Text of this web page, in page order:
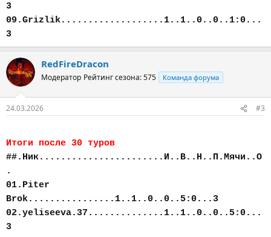
3
09.Grizlik...................1..1..0..0..1:0...
3
RedFireDracon
Модератор Рейтинг сезона: 575 Команда форума
24.03.2026 #3
Итоги после 30 туров
##.Ник.......................И..В..Н..П.Мячи..О
.
01.Piter
Brok................1..1..0..0..5:0...3
02.yeliseeva.37..............1..1..0..0..5:0...
3